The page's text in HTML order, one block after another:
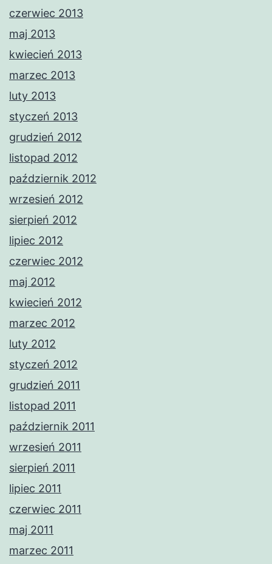
czerwiec 2013
maj 2013
kwiecień 2013
marzec 2013
luty 2013
styczeń 2013
grudzień 2012
listopad 2012
październik 2012
wrzesień 2012
sierpień 2012
lipiec 2012
czerwiec 2012
maj 2012
kwiecień 2012
marzec 2012
luty 2012
styczeń 2012
grudzień 2011
listopad 2011
październik 2011
wrzesień 2011
sierpień 2011
lipiec 2011
czerwiec 2011
maj 2011
marzec 2011